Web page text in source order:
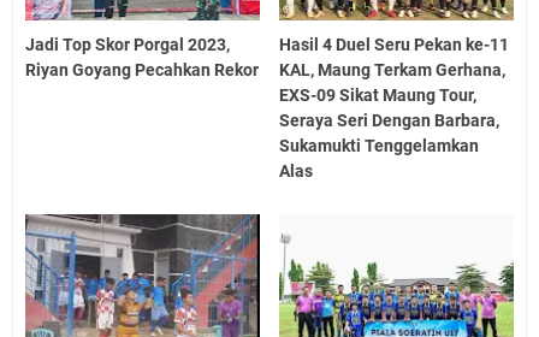
Jadi Top Skor Porgal 2023,
Riyan Goyang Pecahkan Rekor
Hasil 4 Duel Seru Pekan ke-11
KAL, Maung Terkam Gerhana,
EXS-09 Sikat Maung Tour,
Seraya Seri Dengan Barbara,
Sukamukti Tenggelamkan
Alas